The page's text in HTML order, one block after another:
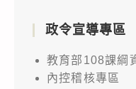
政令宣導專區
教育部108課綱
內控稽核專區